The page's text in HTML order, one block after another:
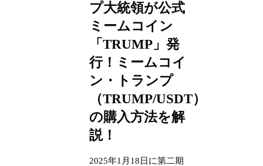
プ大統領が公式
ミームコイン
「TRUMP」発
行！ミームコイ
ン・トランプ
（TRUMP/USDT）
の購入方法を解
説！
2025年1月18日に第二期